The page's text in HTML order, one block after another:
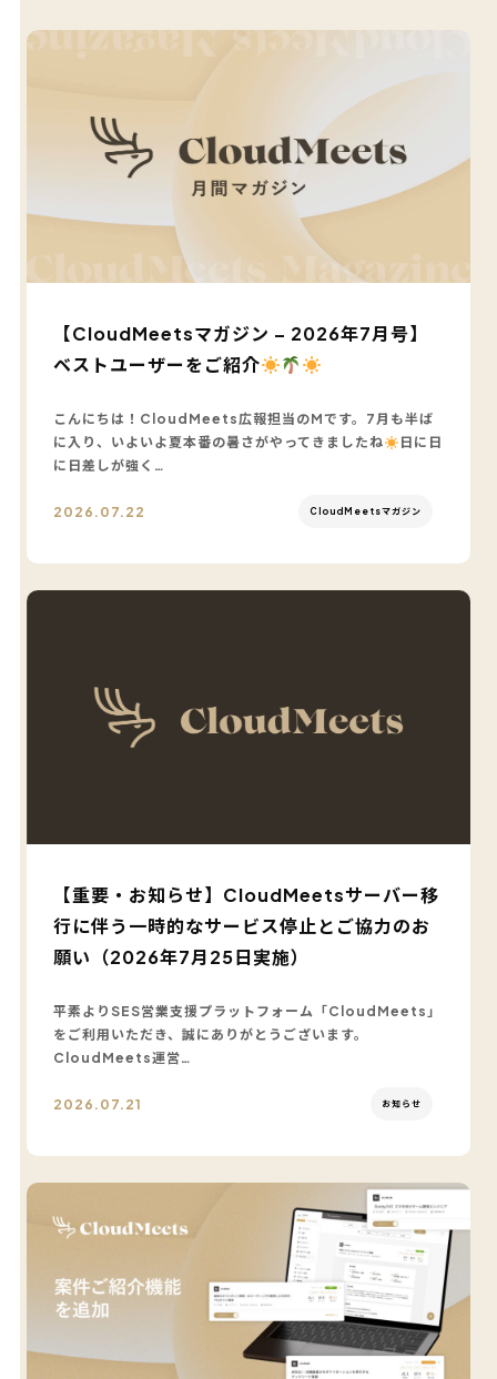
【CloudMeetsマガジン – 2026年7月号】
ベストユーザーをご紹介
こんにちは！CloudMeets広報担当のMです。7月も半ば
に入り、いよいよ夏本番の暑さがやってきましたね
日に日
に日差しが強く…
2026.07.22 CloudMeetsマガジン
【重要・お知らせ】CloudMeetsサーバー移
行に伴う一時的なサービス停止とご協力のお
願い（2026年7月25日実施）
平素よりSES営業支援プラットフォーム「CloudMeets」
をご利用いただき、誠にありがとうございます。
CloudMeets運営…
2026.07.21 お知らせ